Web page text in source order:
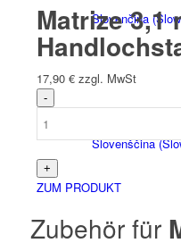
Slovenčina(
Slovenščina(
Matrize 3,1
17,90 € zzgl. MwSt
ZUM PRODUKT
Zubehör für